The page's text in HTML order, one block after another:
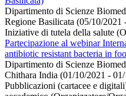
Dipartimento di Scienze
Regione Basilicata (05/10/2021
Iniziative di tutela della salute
Partecipazione al webinar
antibiotic resistant bacteria in
Dipartimento di Scienze
Chithara India (01/10/2021 -
Pubblicazioni (cartacee e